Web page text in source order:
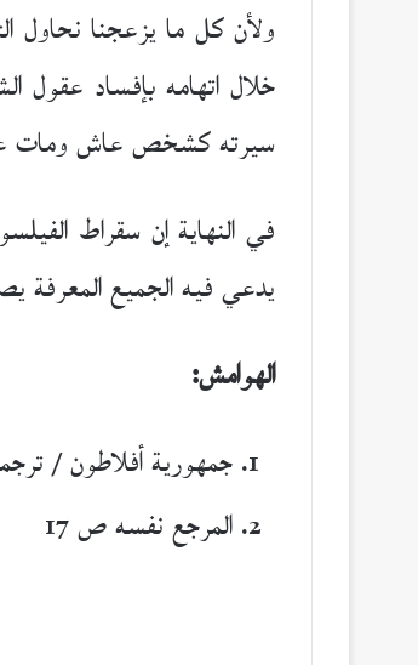
ولأن كل ما يزعجنا نحاول
خلال اتهامه بإفساد عقول
سيرته كشخص عاش ومات
في النهاية إن سقراط
يدعي فيه الجميع المعرفة
الهوامش:
جمهورية أفلاطون /
المرجع نفسه ص 17